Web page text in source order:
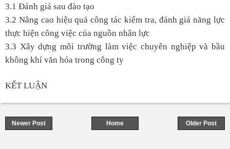
3.1 Đánh giá sau đào tạo
3.2 Nâng cao hiệu quả công tác kiểm tra, đánh giá năng lực
thực hiện công việc của nguồn nhân lực
3.3 Xây dựng môi trường làm việc chuyên nghiệp và bầu
không khí văn hóa trong công ty
KẾT LUẬN
Newer Post Older Post
Home